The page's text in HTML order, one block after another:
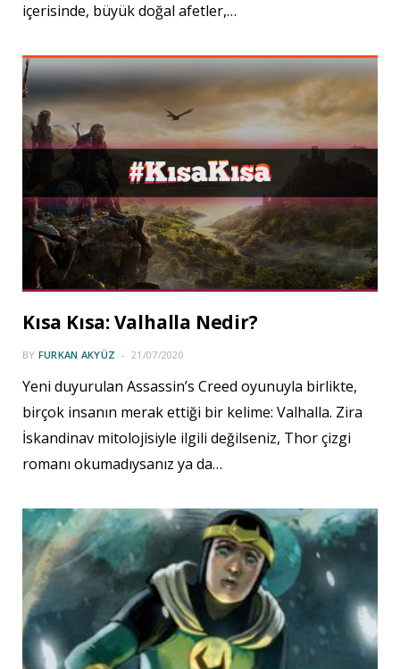
içerisinde, büyük doğal afetler,…
Kısa Kısa: Valhalla Nedir?
BY FURKAN AKYÜZ 21/07/2020
Yeni duyurulan Assassin’s Creed oyunuyla birlikte,
birçok insanın merak ettiği bir kelime: Valhalla. Zira
İskandinav mitolojisiyle ilgili değilseniz, Thor çizgi
romanı okumadıysanız ya da…